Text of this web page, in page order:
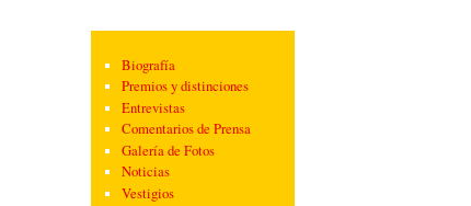
Biografía
Premios y distinciones
Entrevistas
Comentarios de Prensa
Galería de Fotos
Noticias
Vestigios